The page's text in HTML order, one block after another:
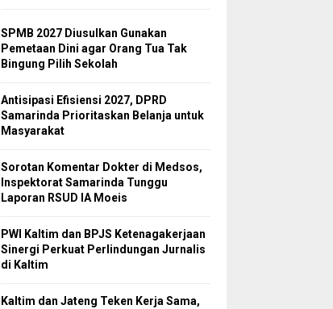
SPMB 2027 Diusulkan Gunakan
Pemetaan Dini agar Orang Tua Tak
Bingung Pilih Sekolah
Antisipasi Efisiensi 2027, DPRD
Samarinda Prioritaskan Belanja untuk
Masyarakat
Sorotan Komentar Dokter di Medsos,
Inspektorat Samarinda Tunggu
Laporan RSUD IA Moeis
PWI Kaltim dan BPJS Ketenagakerjaan
Sinergi Perkuat Perlindungan Jurnalis
di Kaltim
Kaltim dan Jateng Teken Kerja Sama,